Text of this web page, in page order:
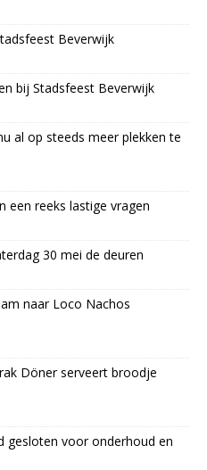
Beverwijk
bij Stadsfeest Beverwijk
al op steeds meer plekken te
een reeks lastige vragen
30 mei de deuren
naar Loco Nachos
Döner serveert broodje
gesloten voor onderhoud en